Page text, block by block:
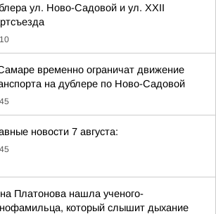
ул. Ново-Садовой и ул. XXII
временно ограничат движение
на дублере по Ново-Садовой
новости 7 августа:
Платонова нашла ученого-
который слышит дыхание